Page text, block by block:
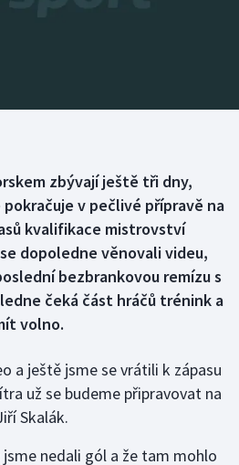
zbývají ještě tři dny,
v pečlivé přípravě na
kvalifikace mistrovství
dopoledne věnovali videu,
bezbrankovou remízu s
čeká část hráčů trénink a
volno.
a ještě jsme se vrátili k zápasu
už se budeme připravovat na
Skalák.
nedali gól a že tam mohlo